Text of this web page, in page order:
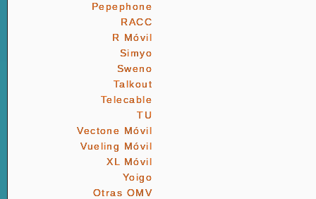
Pepephone
RACC
R Móvil
Simyo
Sweno
Talkout
Telecable
TU
Vectone Móvil
Vueling Móvil
XL Móvil
Yoigo
Otras OMV